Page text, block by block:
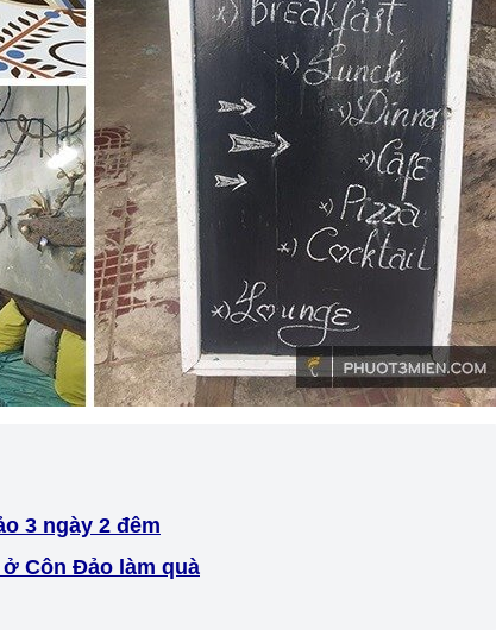
3 ngày 2 đêm
ở Côn Đảo làm quà